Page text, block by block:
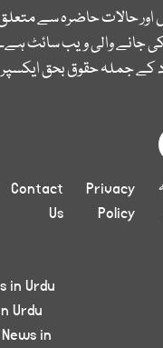
اور حالات حاضرہ سے
جانے والی ویب سائٹ
کے جملہ حقوق بحق
Privacy
Policy
Contact
Us
in Urdu
Urdu
in